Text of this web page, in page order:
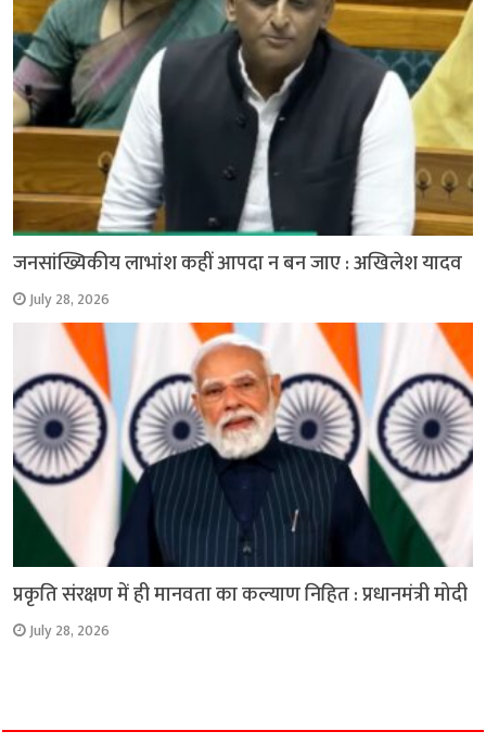
जनसांख्यिकीय लाभांश कहीं आपदा न बन जाए : अखिलेश यादव
July 28, 2026
प्रकृति संरक्षण में ही मानवता का कल्याण निहित : प्रधानमंत्री मोदी
July 28, 2026